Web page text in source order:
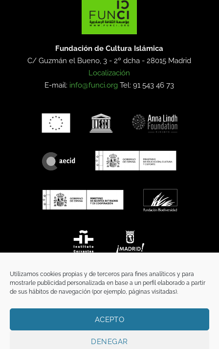
Utilizamos cookies propias y de terceros para fines analíticos y para
mostrarle publicidad personalizada en base a un perfil elaborado a partir
de sus hábitos de navegación (por ejemplo, páginas visitadas).
ACEPTO
DENEGAR
Fundación de Cultura Islámica
C/ Guzmán el Bueno, 3 - 2º dcha -28015 Madrid
Localización
E-mail: info@funci.org Tel: 91 543 46 73
TÉRMINOS Y CONDICIONES